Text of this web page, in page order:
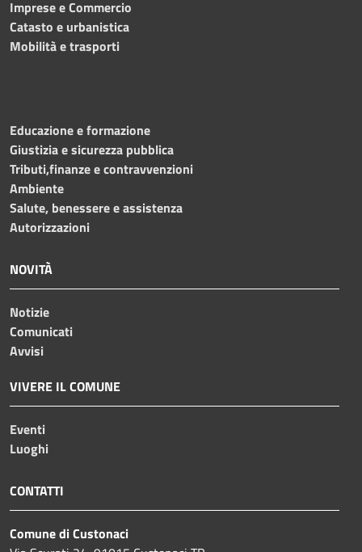
Imprese e Commercio
Catasto e urbanistica
Mobilità e trasporti
Educazione e formazione
Giustizia e sicurezza pubblica
Tributi,finanze e contravvenzioni
Ambiente
Salute, benessere e assistenza
Autorizzazioni
NOVITÀ
Notizie
Comunicati
Avvisi
VIVERE IL COMUNE
Eventi
Luoghi
CONTATTI
Comune di Custonaci